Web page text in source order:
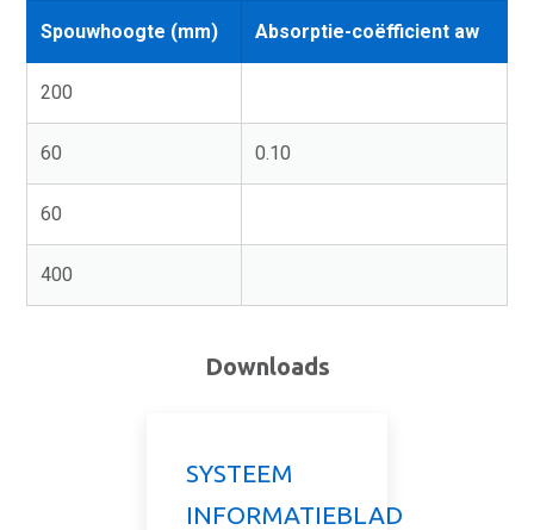
Spouwhoogte (mm) Absorptie-coëfficient aw
200
60 0.10
60
400
Downloads
SYSTEEM
INFORMATIEBLAD